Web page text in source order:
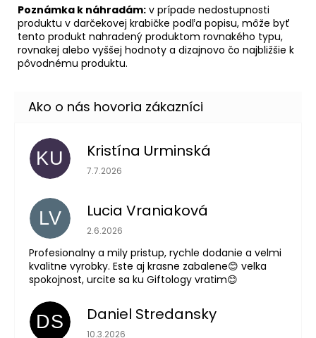
Poznámka k náhradám: v prípade nedostupnosti
produktu v darčekovej krabičke podľa popisu, môže byť
tento produkt nahradený produktom rovnakého typu,
rovnakej alebo vyššej hodnoty a dizajnovo čo najbližšie k
pôvodnému produktu.
KU Kristína Urminská
Hodnotenie obchodu je 5 z 5 hviezdičiek.
7.7.2026
LV Lucia Vraniaková
Hodnotenie obchodu je 5 z 5 hviezdičiek.
2.6.2026
Profesionalny a mily pristup, rychle dodanie a velmi
kvalitne vyrobky. Este aj krasne zabalene😊 velka
spokojnost, urcite sa ku Giftology vratim😊
DS Daniel Stredansky
Hodnotenie obchodu je 5 z 5 hviezdičiek.
10.3.2026